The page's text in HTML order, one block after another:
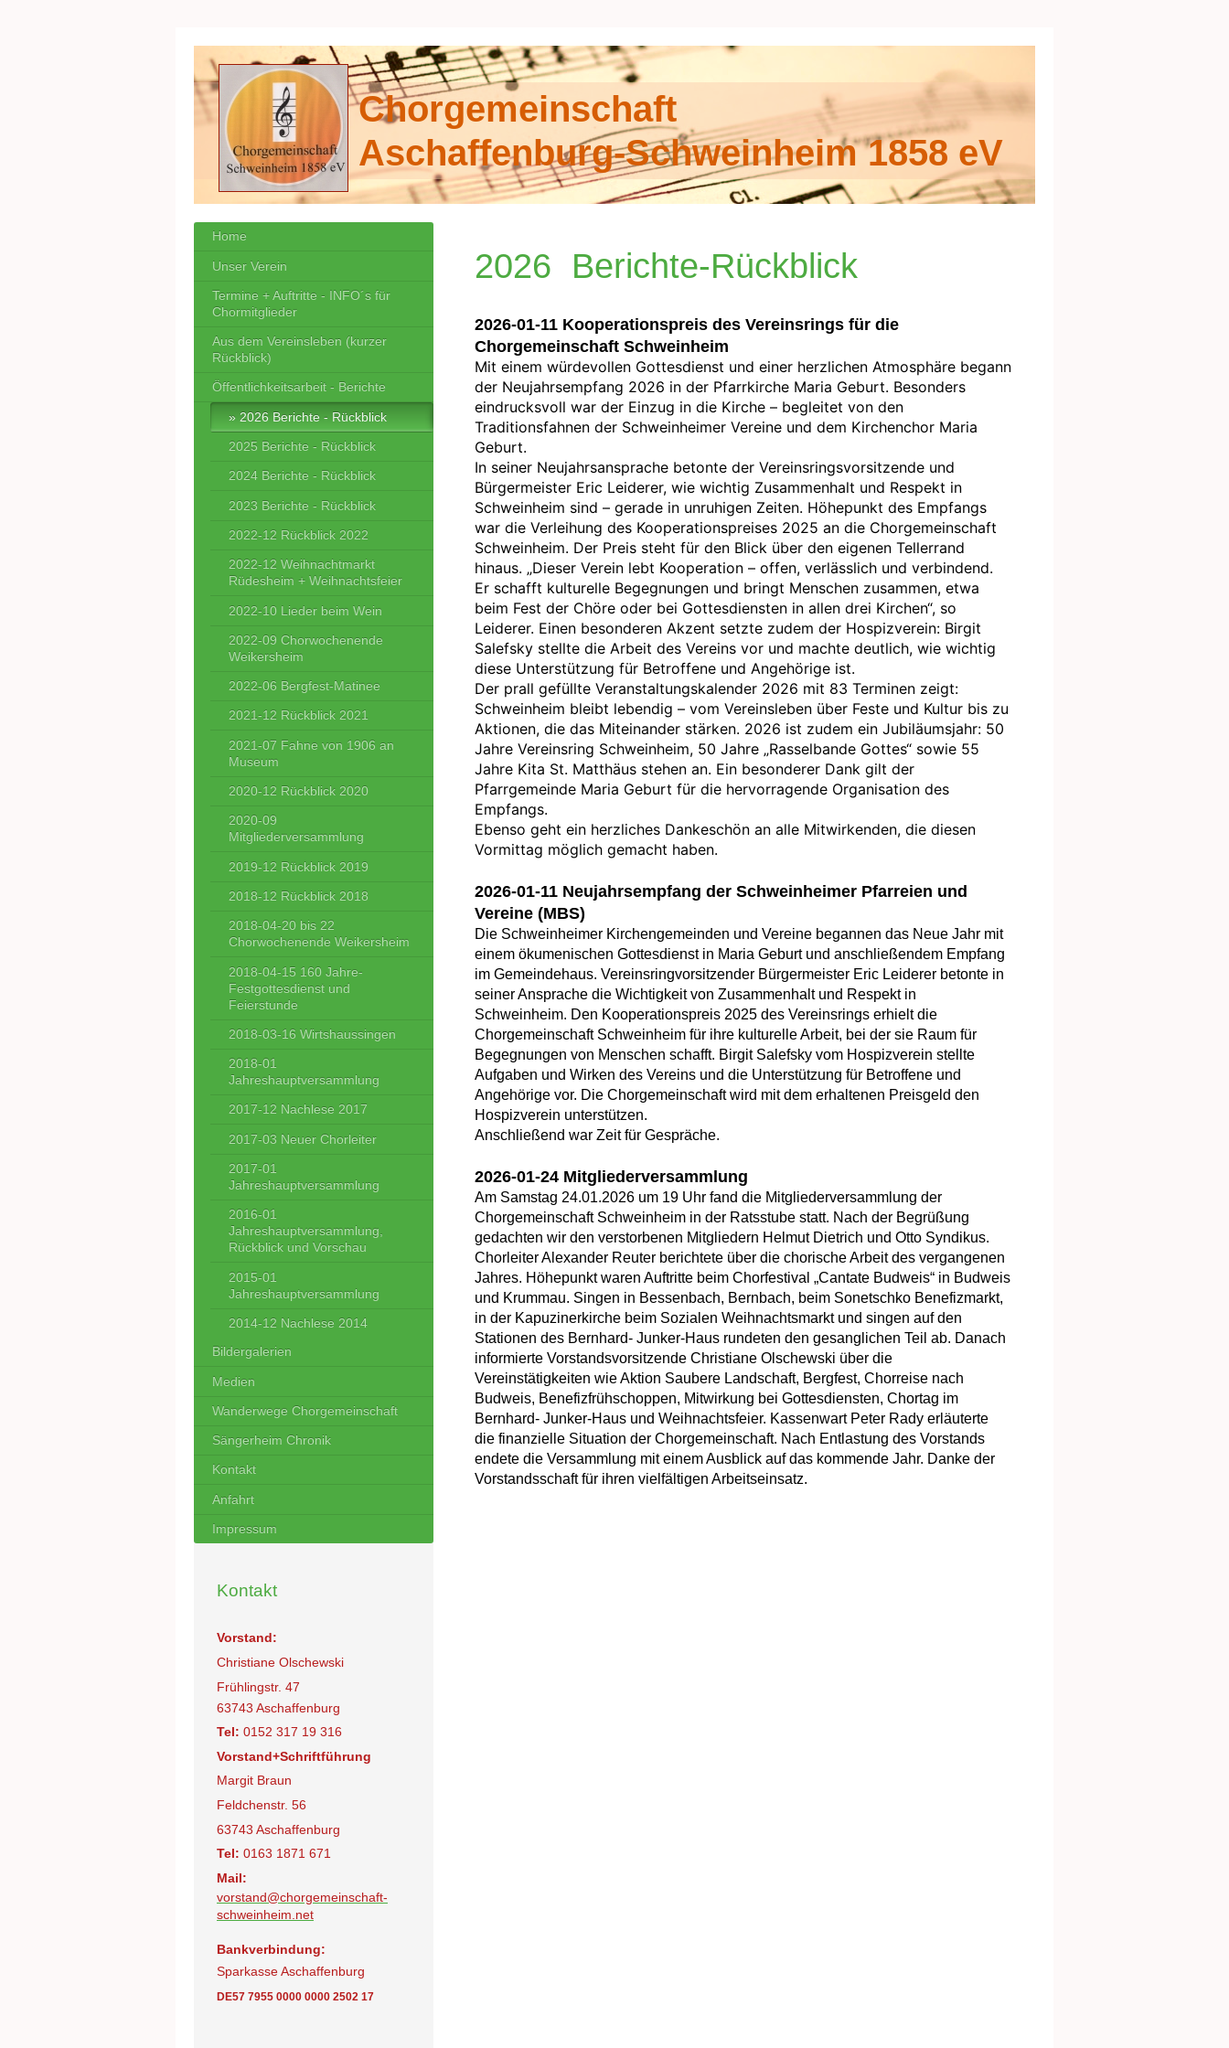
Chorgemeinschaft
Aschaffenburg-Schweinheim 1858 eV
2026 Berichte-Rückblick
2026-01-11 Kooperationspreis des Vereinsrings für die
Chorgemeinschaft Schweinheim
Mit einem würdevollen Gottesdienst und einer herzlichen Atmosphäre begann
der Neujahrsempfang 2026 in der Pfarrkirche Maria Geburt. Besonders
eindrucksvoll war der Einzug in die Kirche – begleitet von den
Traditionsfahnen der Schweinheimer Vereine und dem Kirchenchor Maria
Geburt.
In seiner Neujahrsansprache betonte der Vereinsringsvorsitzende und
Bürgermeister Eric Leiderer, wie wichtig Zusammenhalt und Respekt in
Schweinheim sind – gerade in unruhigen Zeiten. Höhepunkt des Empfangs
war die Verleihung des Kooperationspreises 2025 an die Chorgemeinschaft
Schweinheim. Der Preis steht für den Blick über den eigenen Tellerrand
hinaus. „Dieser Verein lebt Kooperation – offen, verlässlich und verbindend.
Er schafft kulturelle Begegnungen und bringt Menschen zusammen, etwa
beim Fest der Chöre oder bei Gottesdiensten in allen drei Kirchen“, so
Leiderer. Einen besonderen Akzent setzte zudem der Hospizverein: Birgit
Salefsky stellte die Arbeit des Vereins vor und machte deutlich, wie wichtig
diese Unterstützung für Betroffene und Angehörige ist.
Der prall gefüllte Veranstaltungskalender 2026 mit 83 Terminen zeigt:
Schweinheim bleibt lebendig – vom Vereinsleben über Feste und Kultur bis zu
Aktionen, die das Miteinander stärken. 2026 ist zudem ein Jubiläumsjahr: 50
Jahre Vereinsring Schweinheim, 50 Jahre „Rasselbande Gottes“ sowie 55
Jahre Kita St. Matthäus stehen an. Ein besonderer Dank gilt der
Pfarrgemeinde Maria Geburt für die hervorragende Organisation des
Empfangs.
Ebenso geht ein herzliches Dankeschön an alle Mitwirkenden, die diesen
Vormittag möglich gemacht haben.
2026-01-11 Neujahrsempfang der Schweinheimer Pfarreien und
Vereine (MBS)
Die Schweinheimer Kirchengemeinden und Vereine begannen das Neue Jahr mit
einem ökumenischen Gottesdienst in Maria Geburt und anschließendem Empfang
im Gemeindehaus. Vereinsringvorsitzender Bürgermeister Eric Leiderer betonte in
seiner Ansprache die Wichtigkeit von Zusammenhalt und Respekt in
Schweinheim. Den Kooperationspreis 2025 des Vereinsrings erhielt die
Chorgemeinschaft Schweinheim für ihre kulturelle Arbeit, bei der sie Raum für
Begegnungen von Menschen schafft. Birgit Salefsky vom Hospizverein stellte
Aufgaben und Wirken des Vereins und die Unterstützung für Betroffene und
Angehörige vor. Die Chorgemeinschaft wird mit dem erhaltenen Preisgeld den
Hospizverein unterstützen.
Anschließend war Zeit für Gespräche.
2026-01-24 Mitgliederversammlung
Am Samstag 24.01.2026 um 19 Uhr fand die Mitgliederversammlung der
Chorgemeinschaft Schweinheim in der Ratsstube statt. Nach der Begrüßung
gedachten wir den verstorbenen Mitgliedern Helmut Dietrich und Otto Syndikus.
Chorleiter Alexander Reuter berichtete über die chorische Arbeit des vergangenen
Jahres. Höhepunkt waren Auftritte beim Chorfestival „Cantate Budweis“ in Budweis
und Krummau. Singen in Bessenbach, Bernbach, beim Sonetschko Benefizmarkt,
in der Kapuzinerkirche beim Sozialen Weihnachtsmarkt und singen auf den
Stationen des Bernhard- Junker-Haus rundeten den gesanglichen Teil ab. Danach
informierte Vorstandsvorsitzende Christiane Olschewski über die
Vereinstätigkeiten wie Aktion Saubere Landschaft, Bergfest, Chorreise nach
Budweis, Benefizfrühschoppen, Mitwirkung bei Gottesdiensten, Chortag im
Bernhard- Junker-Haus und Weihnachtsfeier. Kassenwart Peter Rady erläuterte
die finanzielle Situation der Chorgemeinschaft. Nach Entlastung des Vorstands
endete die Versammlung mit einem Ausblick auf das kommende Jahr. Danke der
Vorstandsschaft für ihren vielfältigen Arbeitseinsatz.
Home
Unser Verein
Termine + Auftritte - INFO´s für
Chormitglieder
Aus dem Vereinsleben (kurzer
Rückblick)
Öffentlichkeitsarbeit - Berichte
2026 Berichte - Rückblick
2025 Berichte - Rückblick
2024 Berichte - Rückblick
2023 Berichte - Rückblick
2022-12 Rückblick 2022
2022-12 Weihnachtmarkt
Rüdesheim + Weihnachtsfeier
2022-10 Lieder beim Wein
2022-09 Chorwochenende
Weikersheim
2022-06 Bergfest-Matinee
2021-12 Rückblick 2021
2021-07 Fahne von 1906 an
Museum
2020-12 Rückblick 2020
2020-09
Mitgliederversammlung
2019-12 Rückblick 2019
2018-12 Rückblick 2018
2018-04-20 bis 22
Chorwochenende Weikersheim
2018-04-15 160 Jahre-
Festgottesdienst und
Feierstunde
2018-03-16 Wirtshaussingen
2018-01
Jahreshauptversammlung
2017-12 Nachlese 2017
2017-03 Neuer Chorleiter
2017-01
Jahreshauptversammlung
2016-01
Jahreshauptversammlung,
Rückblick und Vorschau
2015-01
Jahreshauptversammlung
2014-12 Nachlese 2014
Bildergalerien
Medien
Wanderwege Chorgemeinschaft
Sängerheim Chronik
Kontakt
Anfahrt
Impressum
Kontakt
Vorstand:
Christiane Olschewski
Frühlingstr. 47
63743 Aschaffenburg
Tel: 0152 317 19 316
Vorstand+Schriftführung
Margit Braun
Feldchenstr. 56
63743 Aschaffenburg
Tel: 0163 1871 671
Mail:
vorstand@chorgemeinschaft-
schweinheim.net
Bankverbindung:
Sparkasse Aschaffenburg
DE57 7955 0000 0000 2502 17